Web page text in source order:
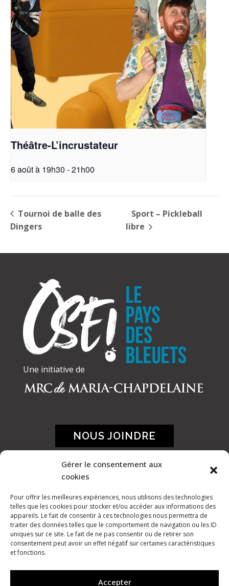
Gérer le consentement aux
cookies
Pour offrir les meilleures expériences, nous utilisons des technologies
telles que les cookies pour stocker et/ou accéder aux informations des
appareils. Le fait de consentir à ces technologies nous permettra de
traiter des données telles que le comportement de navigation ou les ID
uniques sur ce site. Le fait de ne pas consentir ou de retirer son
consentement peut avoir un effet négatif sur certaines caractéristiques
et fonctions.
Accepter
Théâtre-L’incrustateur
6 août à 19h30 -21h00
Tournoi de balle des
Dingers
Sport – Pickleball
libre
Une initiative de
NOUS JOINDRE